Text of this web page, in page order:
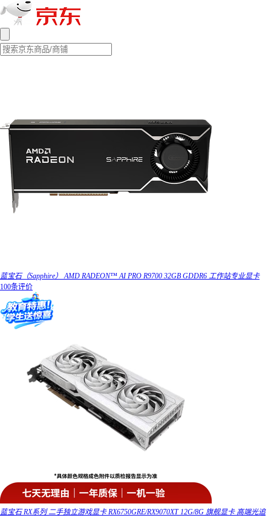
蓝宝石（Sapphire） AMD RADEON™ AI PRO R9700 32GB GDDR6 工作站专业显卡
100条评价
蓝宝石 RX系列 二手独立游戏显卡 RX6750GRE/RX9070XT 12G/8G 旗舰显卡 高端光追